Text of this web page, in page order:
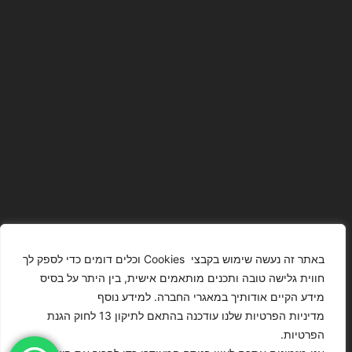
באתר זה נעשה שימוש בקבצי Cookies וכלים דומים כדי לספק לך
חווית גלישה טובה ותכנים מותאמים אישית, בין היתר על בסיס
מידע הקיים אודותיך במאגרי החברה. למידע נוסף
מדיניות הפרטיות שלנו עודכנה בהתאם לתיקון 13 לחוק הגנת
הפרטיות.
Presented On
This Website
MODELS